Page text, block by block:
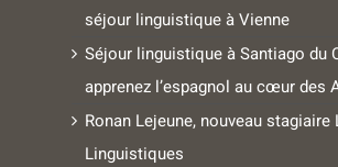
séjour linguistique à Vienne
Séjour linguistique à Santiago du
apprenez l’espagnol au cœur des
Ronan Lejeune, nouveau stagiaire
Linguistiques